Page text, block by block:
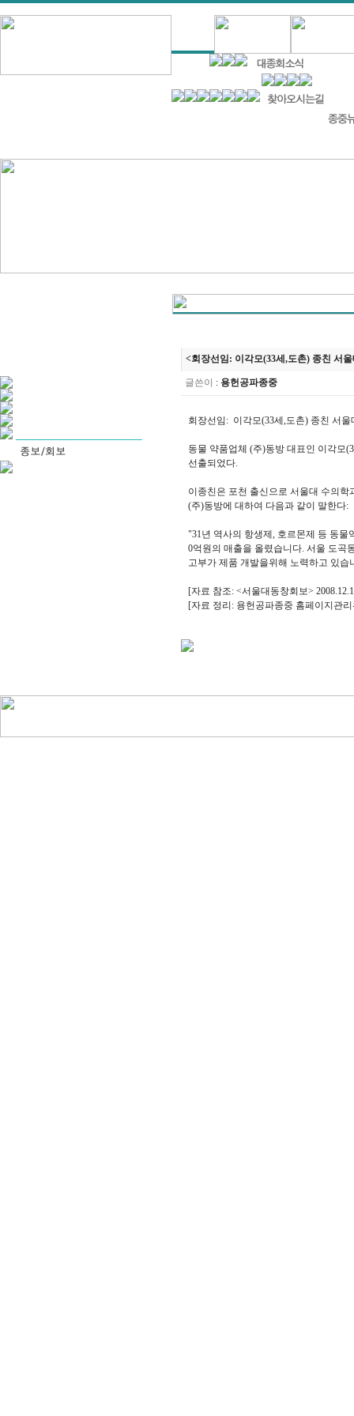
<회장선임: 이각모(33세,도촌) 종친 서
글쓴이 :용헌공파종중
회장선임: 이각모(33세,도촌) 종친 서
동물 약품업체 (주)동방 대표인 이각모
선출되었다.
이종친은 포천 출신으로 서울대 수의
(주)동방에 대하여 다음과 같이 말한다:
"31년 역사의 항생제, 호르몬제 등 동물
0억원의 매출을 올렸습니다. 서울 도곡
고부가 제품 개발을위해 노력하고 있습
[자료 참조: <서울대동창회보>
[자료 정리: 용헌공파종중 홈페이지관